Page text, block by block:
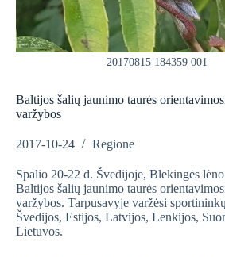
20170815 184359 001
Baltijos šalių jaunimo taurės
varžybos
2017-10-24 Regione
Spalio 20-22 d. Švedijoje, Blekingės
Baltijos šalių jaunimo taurės
varžybos. Tarpusavyje varžėsi
Švedijos, Estijos, Latvijos, Lenkijos,
Lietuvos.